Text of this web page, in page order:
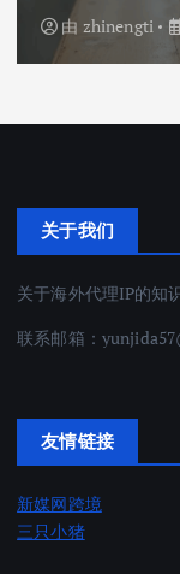
由 zhinengti
关于我们
关于海外代理IP的知
联系邮箱：
友情链接
新媒网跨境
三只小猪